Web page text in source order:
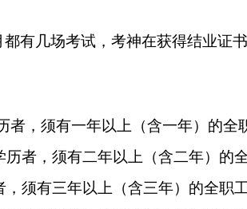
都有几场考试，考神在获得结业证
者，须有一年以上（含一年）的全
历者，须有二年以上（含二年）的
，须有三年以上（含三年）的全职